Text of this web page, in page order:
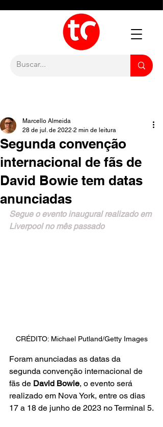
Segunda convenção
internacional de fãs de
David Bowie tem datas
anunciadas
Marcello Almeida
28 de jul. de 2022 2 min de leitura
Segue o evento inaugural realizado em
Liverpool no mês passado
CRÉDITO: Michael Putland/Getty Images
Foram anunciadas as datas da
segunda convenção internacional de
fãs de David Bowie, o evento será
realizado em Nova York, entre os dias
17 a 18 de junho de 2023 no Terminal 5.